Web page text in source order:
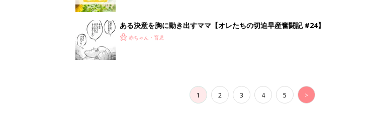
ある決意を胸に動き出すママ【オレたちの切迫早産奮闘記 #24】
赤ちゃん・育児
1 2 3 4 5 >